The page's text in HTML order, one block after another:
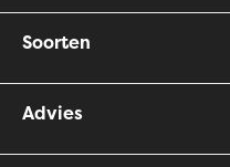
Soorten
Advies